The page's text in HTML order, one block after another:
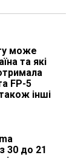
може
та які
FP-5
інші
30 до 21